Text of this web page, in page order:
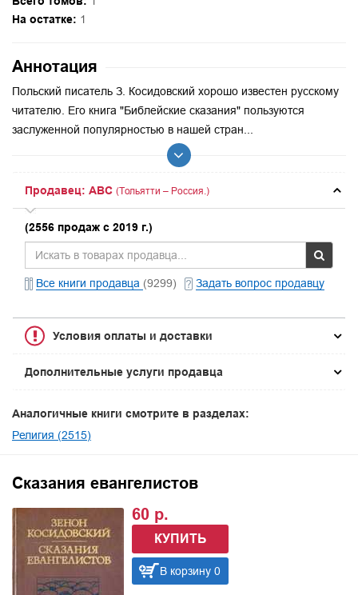
На остатке: 1
Аннотация
Польский писатель З. Косидовский хорошо известен русскому
читателю. Его книга "Библейские сказания" пользуются
заслуженной популярностью в нашей стран...
Продавец: ABC (Тольятти – Россия.)
(2556 продаж с 2019 г.)
Все книги продавца (9299) Задать вопрос продавцу
Условия оплаты и доставки
Дополнительные услуги продавца
Аналогичные книги смотрите в разделах:
Религия (2515)
Сказания евангелистов
60 р.
КУПИТЬ
В корзину 0